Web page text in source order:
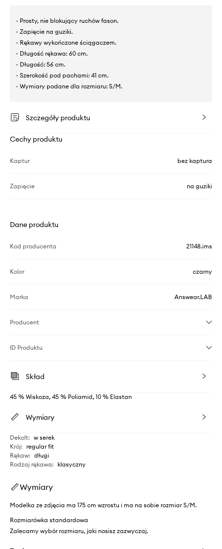
- Prosty, nie blokujący ruchów fason.
- Zapięcie na guziki.
- Rękawy wykończone ściągaczem.
- Długość rękawa: 60 cm.
- Długość: 56 cm.
- Szerokość pod pachami: 41 cm.
- Wymiary podane dla rozmiaru: S/M.
Szczegóły produktu
Cechy produktu
Kaptur bez kaptura
Zapięcie na guziki
Dane produktu
Kod producenta 21148.ims
Kolor czarny
Marka Answear.LAB
Producent
ID Produktu
Skład
45 % Wiskoza, 45 % Poliamid, 10 % Elastan
Wymiary
Dekolt: w serek
Krój: regular fit
Rękaw: długi
Rodzaj rękawa: klasyczny
Wymiary
Modelka ze zdjęcia ma 175 cm wzrostu i ma na sobie rozmiar S/M.
Rozmiarówka standardowa
Zalecamy wybór rozmiaru, jaki nosisz zazwyczaj.